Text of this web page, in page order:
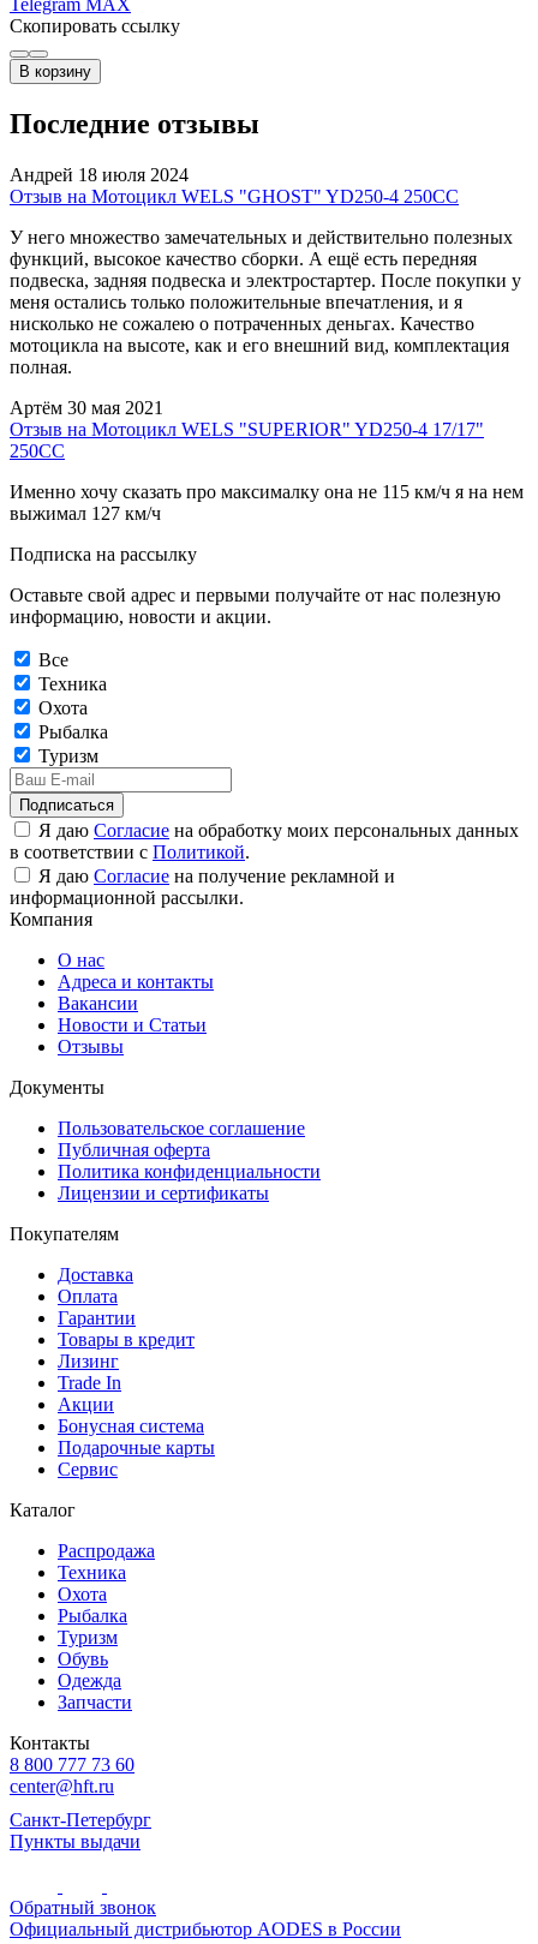
Скопировать ссылку
В корзину
Последние отзывы
Андрей 18 июля 2024
Отзыв на Мотоцикл WELS "GHOST" YD250-4 250CC
У него множество замечательных и действительно полезных
функций, высокое качество сборки. А ещё есть передняя
подвеска, задняя подвеска и электростартер. После покупки у
меня остались только положительные впечатления, и я
нисколько не сожалею о потраченных деньгах. Качество
мотоцикла на высоте, как и его внешний вид, комплектация
полная.
Артём 30 мая 2021
Отзыв на Мотоцикл WELS "SUPERIOR" YD250-4 17/17"
250CC
Именно хочу сказать про максималку она не 115 км/ч я на нем
выжимал 127 км/ч
Подписка на рассылку
Оставьте свой адрес и первыми получайте от нас полезную
информацию, новости и акции.
Все
Техника
Охота
Рыбалка
Туризм
Подписаться
Я даю Согласие на обработку моих персональных данных
в соответствии с Политикой.
Я даю Согласие на получение рекламной и
информационной рассылки.
Компания
О нас
Адреса и контакты
Вакансии
Новости и Статьи
Отзывы
Документы
Пользовательское соглашение
Публичная оферта
Политика конфиденциальности
Лицензии и сертификаты
Покупателям
Доставка
Оплата
Гарантии
Товары в кредит
Лизинг
Trade In
Акции
Бонусная система
Подарочные карты
Сервис
Каталог
Распродажа
Техника
Охота
Рыбалка
Туризм
Обувь
Одежда
Запчасти
Контакты
8 800 777 73 60
center@hft.ru
Санкт-Петербург
Пункты выдачи
Обратный звонок
Официальный дистрибьютор AODES в России